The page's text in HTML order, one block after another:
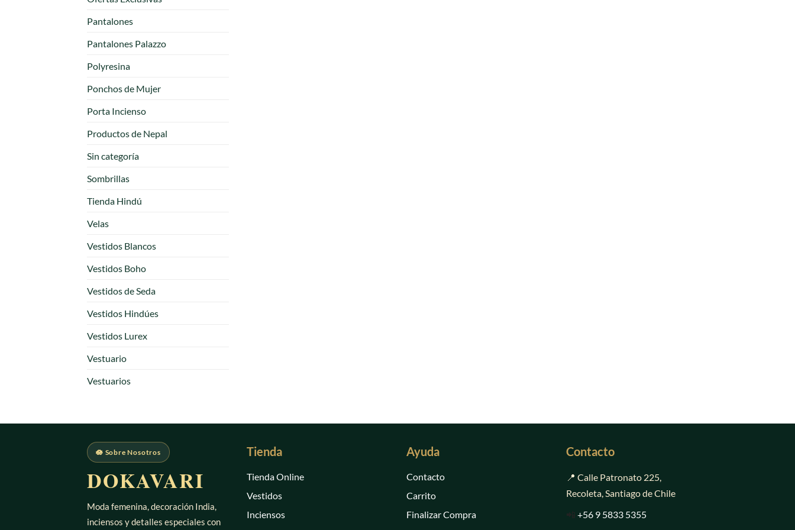
Pantalones
Pantalones Palazzo
Polyresina
Ponchos de Mujer
Porta Incienso
Productos de Nepal
Sin categoría
Sombrillas
Tienda Hindú
Velas
Vestidos Blancos
Vestidos Boho
Vestidos de Seda
Vestidos Hindúes
Vestidos Lurex
Vestuario
Vestuarios
🪷 Sobre Nosotros
DOKAVARI
Moda femenina, decoración India,
inciensos y detalles especiales con
Tienda
Tienda Online
Vestidos
Inciensos
Ayuda
Contacto
Carrito
Finalizar Compra
Contacto
📍 Calle Patronato 225,
Recoleta, Santiago de Chile
📲 +56 9 5833 5355